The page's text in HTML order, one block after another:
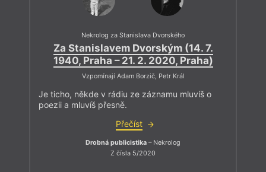
Nekrolog za Stanislava Dvorského
Za Stanislavem Dvorským (14. 7.
1940, Praha – 21. 2. 2020, Praha)
Vzpomínají Adam Borzič, Petr Král
Je ticho, někde v rádiu ze záznamu mluvíš o
poezii a mluvíš přesně.
Přečíst
Drobná publicistika – Nekrolog
Z čísla 5/2020